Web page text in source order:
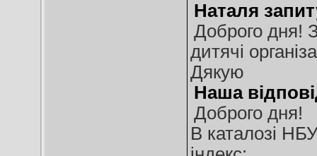
Наталя
Доброго дня!
дитячі
Дякую
Наша
Доброго дня!
В каталозі